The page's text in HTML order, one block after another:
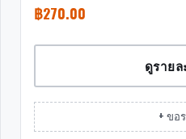
฿270.00
ดูรายล
+ ขอ